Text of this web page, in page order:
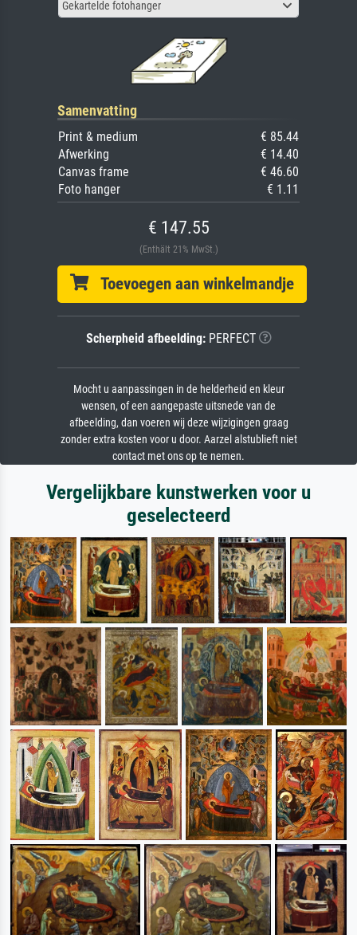
Gekartelde fotohanger
Samenvatting
Print & medium
€ 85.44
Afwerking
€ 14.40
Canvas frame
€ 46.60
Foto hanger
€ 1.11
€ 147.55
(Enthält 21% MwSt.)
Toevoegen aan winkelmandje
Scherpheid afbeelding:PERFECT
Mocht u aanpassingen in de helderheid en kleur
wensen, of een aangepaste uitsnede van de
afbeelding, dan voeren wij deze wijzigingen graag
zonder extra kosten voor u door. Aarzel alstublieft niet
contact met ons op te nemen.
Vergelijkbare kunstwerken voor u
geselecteerd